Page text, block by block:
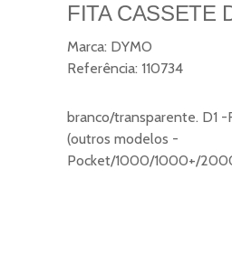
FITA CASSETE
Marca: DYMO
Referência: 110734
branco/transparente. D1
(outros modelos -
Pocket/1000/1000+/